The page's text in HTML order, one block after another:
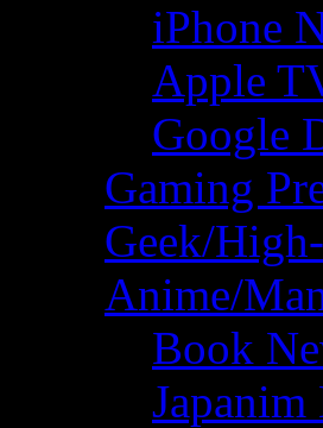
iPhone
Apple
Google
Gaming
Geek/
Anime/
Book
Japanim